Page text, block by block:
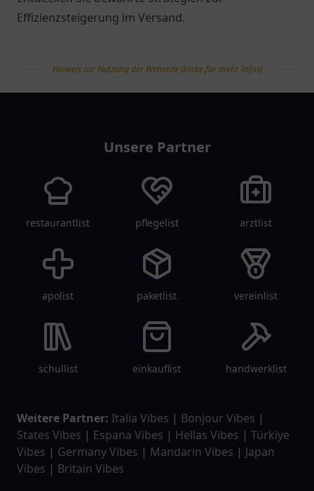
Effizienzsteigerung im Versand.
Hinweis zur Nutzung der Webseite (klicke für mehr Infos)
Unsere Partner
restaurantlist pflegelist arztlist
apolist paketlist vereinlist
schullist einkauflist handwerklist
Weitere Partner: Italia Vibes | Bonjour Vibes |
States Vibes | Espana Vibes | Hellas Vibes | Türkiye
Vibes | Germany Vibes | Mandarin Vibes | Japan
Vibes | Britain Vibes